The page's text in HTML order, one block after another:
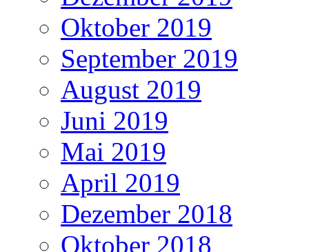
Oktober 2019
September 2019
August 2019
Juni 2019
Mai 2019
April 2019
Dezember 2018
Oktober 2018